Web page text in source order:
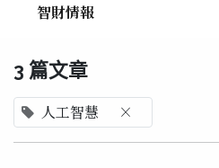
智財情報
3 篇文章
人工智慧 ×